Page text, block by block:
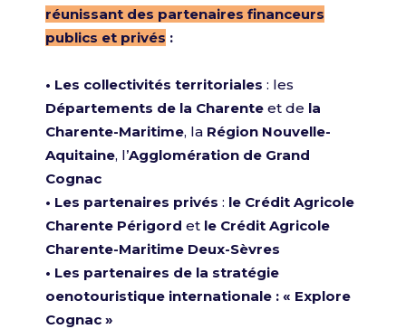
réunissant des partenaires financeurs
publics et privés :
• Les collectivités territoriales : les
Départements de la Charente et de la
Charente-Maritime, la Région Nouvelle-
Aquitaine, l’Agglomération de Grand
Cognac
• Les partenaires privés : le Crédit Agricole
Charente Périgord et le Crédit Agricole
Charente-Maritime Deux-Sèvres
• Les partenaires de la stratégie
oenotouristique internationale : « Explore
Cognac »